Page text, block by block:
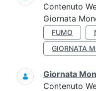
Contenuto
Giornata
FUMO
GIORNATA
Giornata
Contenuto